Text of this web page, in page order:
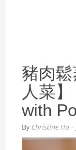
豬肉
人菜
with
By Christine Ho ·